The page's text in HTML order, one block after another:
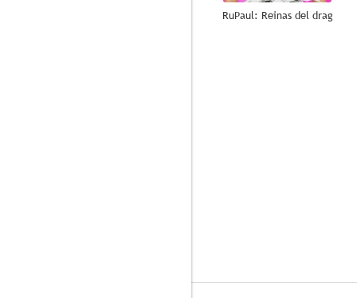
RuPaul: Reinas del drag